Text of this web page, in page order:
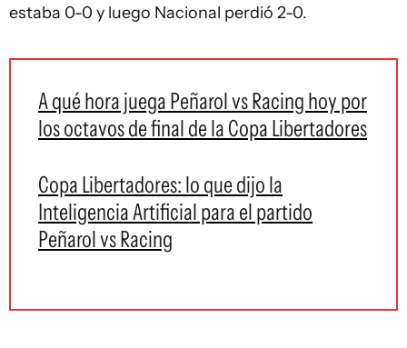
estaba 0-0 y luego Nacional perdió 2-0.
A qué hora juega Peñarol vs Racing hoy por
los octavos de final de la Copa Libertadores
Copa Libertadores: lo que dijo la
Inteligencia Artificial para el partido
Peñarol vs Racing